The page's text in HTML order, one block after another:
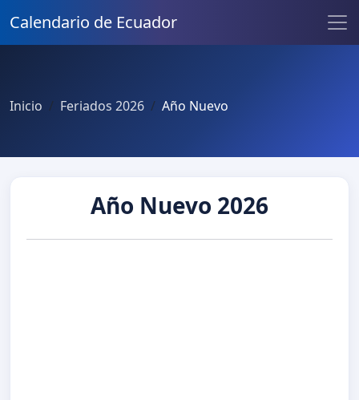
Calendario de Ecuador
Inicio Feriados 2026 Año Nuevo
Año Nuevo 2026